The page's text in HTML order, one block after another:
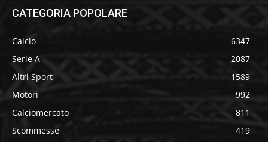
CATEGORIA POPOLARE
Calcio
6347
Serie A
2087
Altri Sport
1589
Motori
992
Calciomercato
811
Scommesse
419